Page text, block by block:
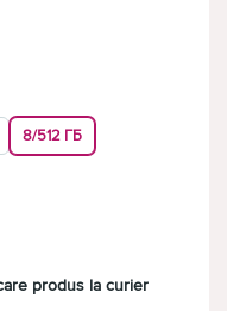
8/512 ГБ
produs la curier